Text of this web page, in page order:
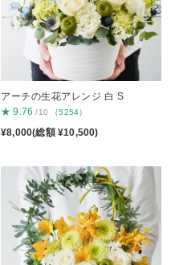
アーチの生花アレンジ 白 S
★ 9.76 /10 （5254）
¥8,000(総額 ¥10,500)